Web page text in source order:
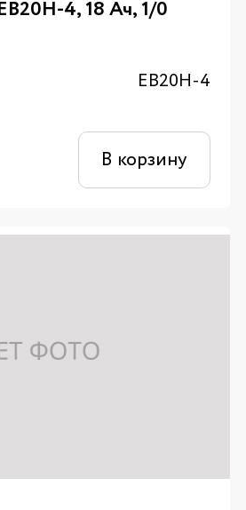
4, 18 Ач, 1/0
EB20H-4
В корзину